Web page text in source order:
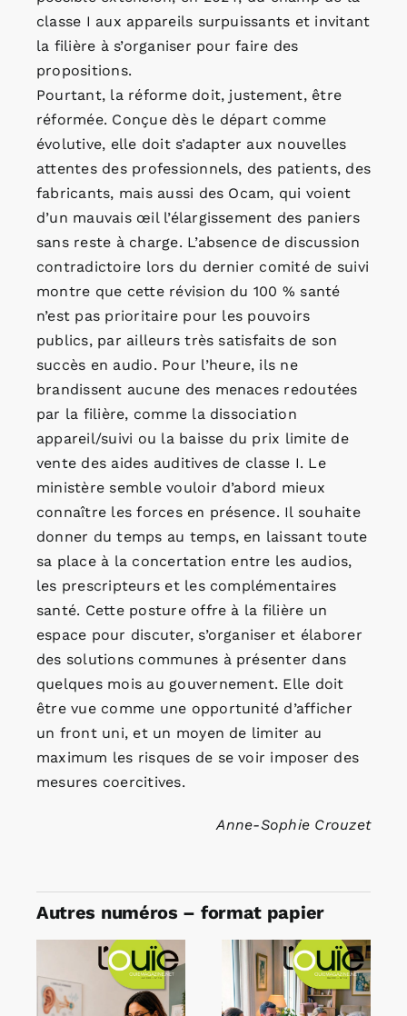
classe I aux appareils surpuissants et invitant
la filière à s’organiser pour faire des
propositions.
Pourtant, la réforme doit, justement, être
réformée. Conçue dès le départ comme
évolutive, elle doit s’adapter aux nouvelles
attentes des professionnels, des patients, des
fabricants, mais aussi des Ocam, qui voient
d’un mauvais œil l’élargissement des paniers
sans reste à charge. L’absence de discussion
contradictoire lors du dernier comité de suivi
montre que cette révision du 100 % santé
n’est pas prioritaire pour les pouvoirs
publics, par ailleurs très satisfaits de son
succès en audio. Pour l’heure, ils ne
brandissent aucune des menaces redoutées
par la filière, comme la dissociation
appareil/suivi ou la baisse du prix limite de
vente des aides auditives de classe I. Le
ministère semble vouloir d’abord mieux
connaître les forces en présence. Il souhaite
donner du temps au temps, en laissant toute
sa place à la concertation entre les audios,
les prescripteurs et les complémentaires
santé. Cette posture offre à la filière un
espace pour discuter, s’organiser et élaborer
des solutions communes à présenter dans
quelques mois au gouvernement. Elle doit
être vue comme une opportunité d’afficher
un front uni, et un moyen de limiter au
maximum les risques de se voir imposer des
mesures coercitives.
Anne-Sophie Crouzet
Autres numéros – format papier